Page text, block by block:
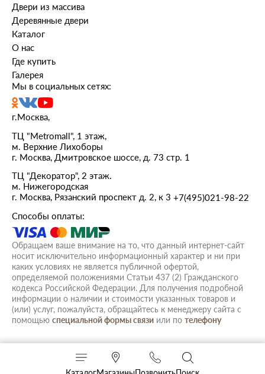
г.Москва,
ТЦ "Metromall", 1 этаж,
м. Верхние Лихоборы
г. Москва, Дмитровское шоссе, д. 73 стр. 1
ТЦ "Декоратор", 2 этаж.
м. Нижегородская
г. Москва, Рязанский проспект д. 2, к 3 +7(495)021-98-22
Способы оплаты:
Двери из массива
Деревянные двери
Каталог
О нас
Где купить
Галерея
Мы в социальных сетях:
Обращаем ваше внимание на то, что данный интернет-сайт
носит исключительно информационный характер и ни при
каких условиях не является публичной офертой,
определяемой положениями Статьи 437 (2) Гражданского
кодекса Российской Федерации. Для получения подробной
информации о наличии и стоимости указанных товаров и
(или) услуг, пожалуйста, обращайтесь к менеджеру сайта с
помощью специальной формы связи или по телефону